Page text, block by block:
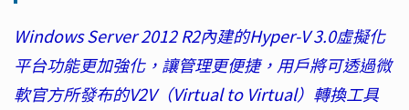
Windows Server 2012 R2內建的Hyper-V 3.0虛擬化
平台功能更加強化，讓管理更便捷，用戶將可透過微
軟官方所發布的V2V（Virtual to Virtual）轉換工具